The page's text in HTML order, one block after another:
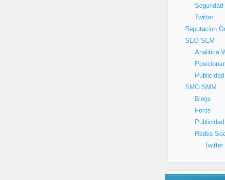
Seguridad
Twitter
Reputacion
SEO SEM
Analitica
SMO SMM
Blogs
Foros
Redes
Twitter